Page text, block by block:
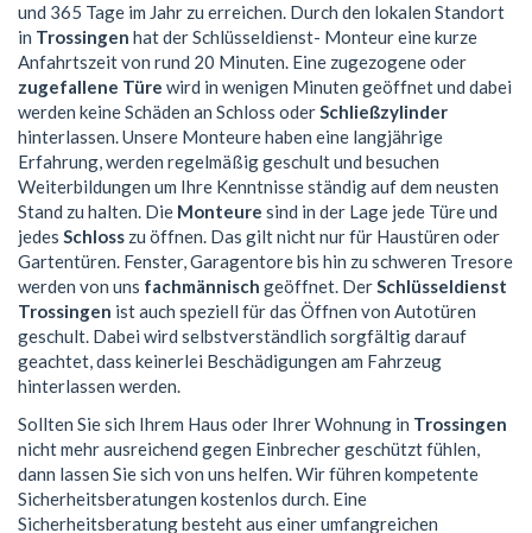
und 365 Tage im Jahr zu erreichen. Durch den lokalen Standort
in Trossingen hat der Schlüsseldienst- Monteur eine kurze
Anfahrtszeit von rund 20 Minuten. Eine zugezogene oder
zugefallene Türe wird in wenigen Minuten geöffnet und dabei
werden keine Schäden an Schloss oderSchließzylinder
hinterlassen. Unsere Monteure haben eine langjährige
Erfahrung, werden regelmäßig geschult und besuchen
Weiterbildungen um Ihre Kenntnisse ständig auf dem neusten
Stand zu halten. Die Monteure sind in der Lage jede Türe und
jedes Schloss zu öffnen. Das gilt nicht nur für Haustüren oder
Gartentüren. Fenster, Garagentore bis hin zu schweren Tresore
werden von uns fachmännisch geöffnet. DerSchlüsseldienst
Trossingen ist auch speziell für das Öffnen von Autotüren
geschult. Dabei wird selbstverständlich sorgfältig darauf
geachtet, dass keinerlei Beschädigungen am Fahrzeug
hinterlassen werden.
Sollten Sie sich Ihrem Haus oder Ihrer Wohnung in Trossingen
nicht mehr ausreichend gegen Einbrecher geschützt fühlen,
dann lassen Sie sich von uns helfen. Wir führen kompetente
Sicherheitsberatungen kostenlos durch. Eine
Sicherheitsberatung besteht aus einer umfangreichen